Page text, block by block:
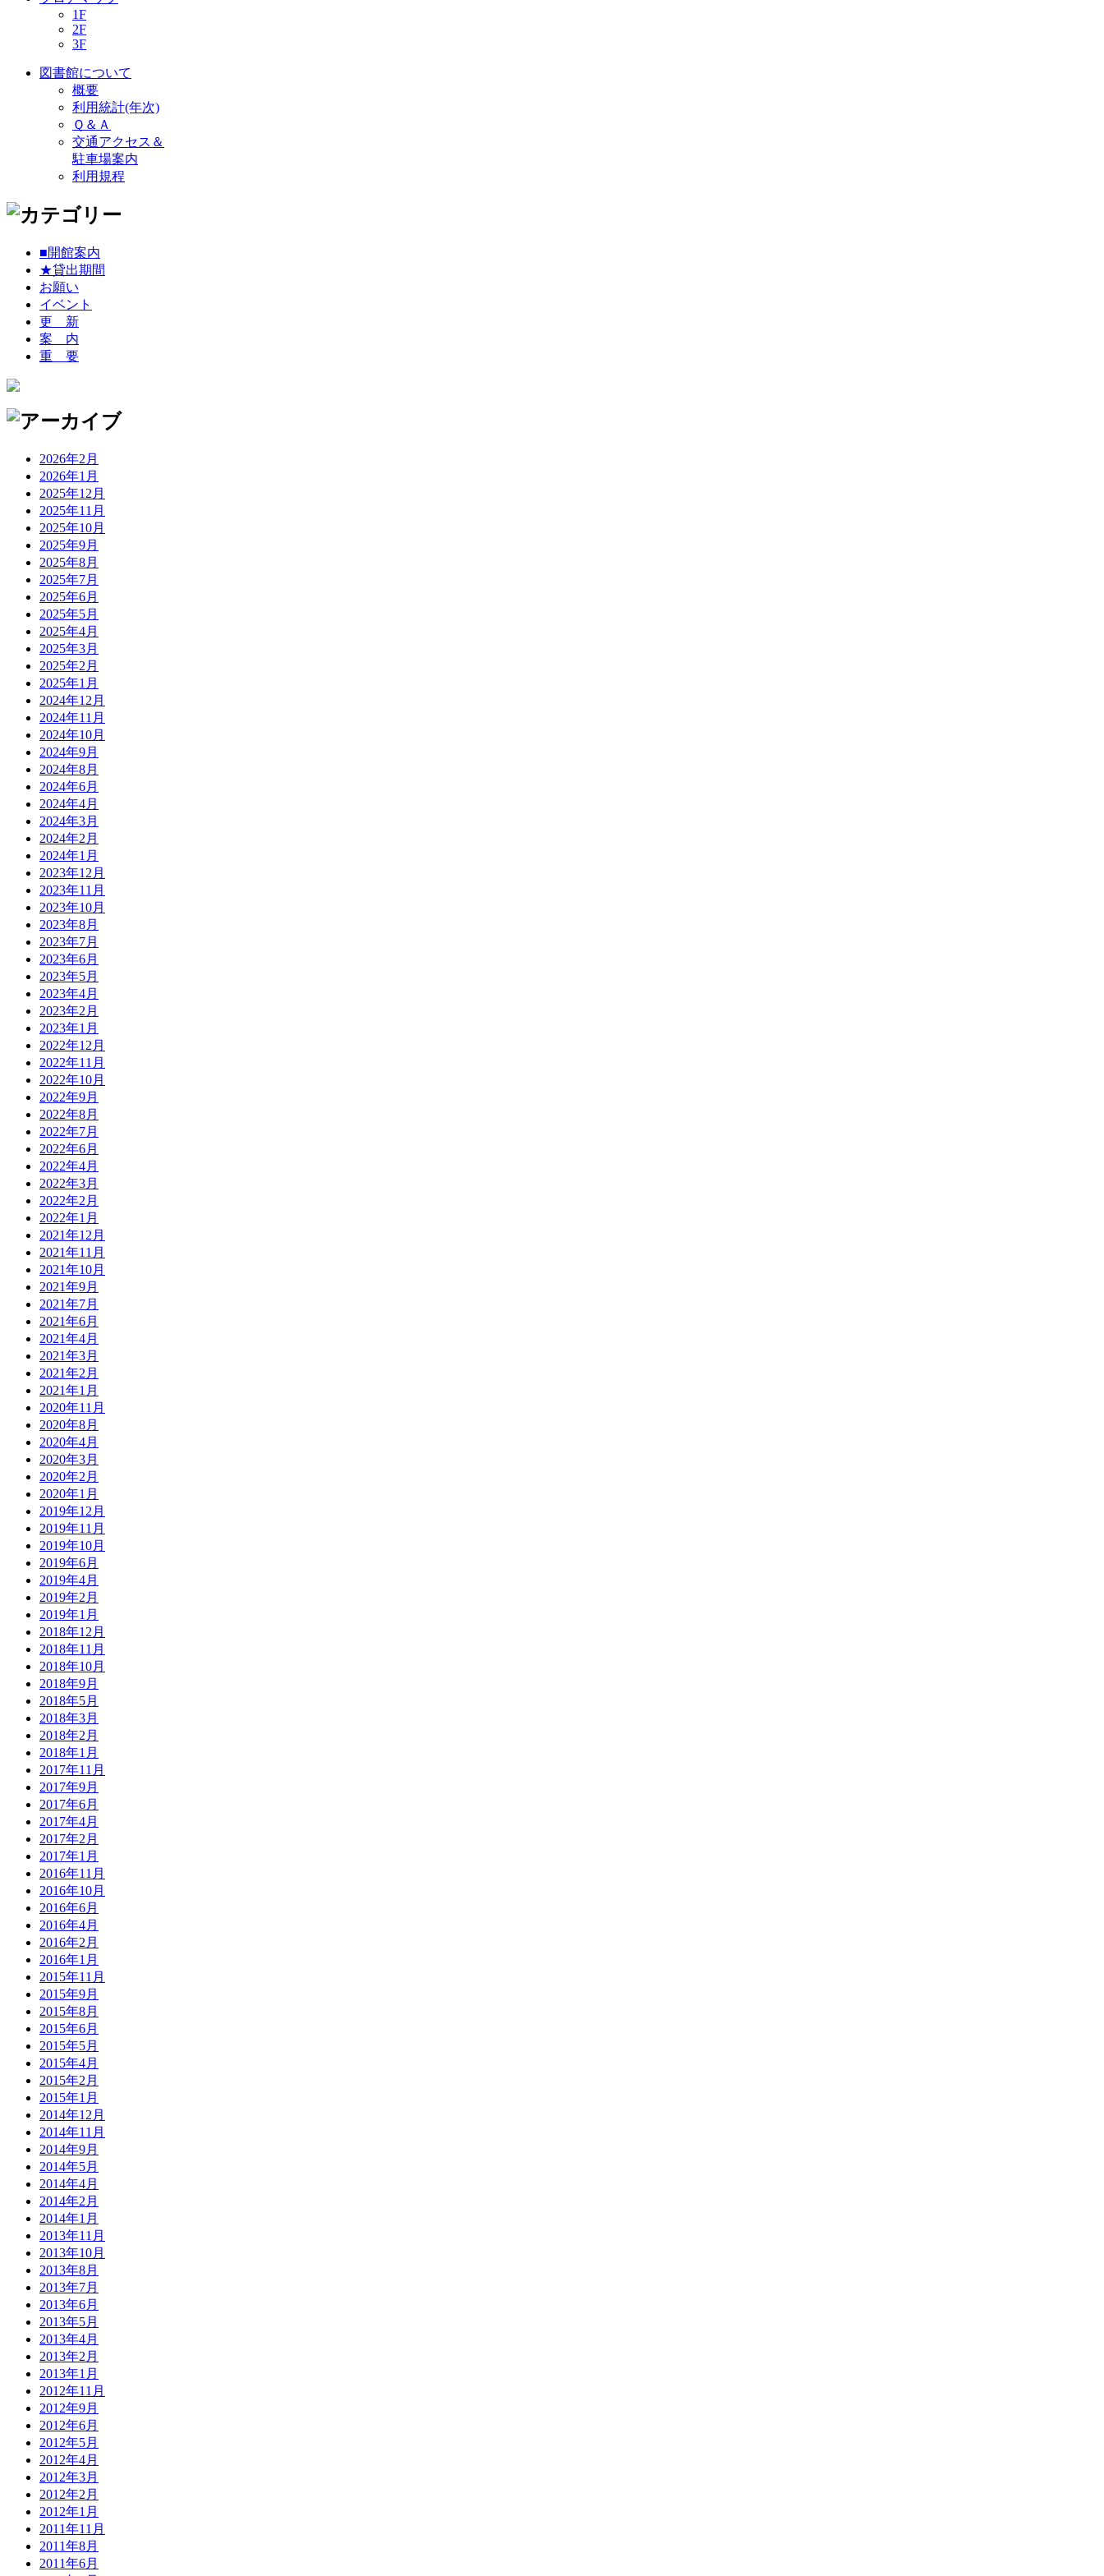
1F
2F
3F
図書館について
概要
利用統計(年次)
Ｑ＆Ａ
交通アクセス＆
駐車場案内
利用規程
■開館案内
★貸出期間
お願い
イベント
更 新
案 内
重 要
2026年2月
2026年1月
2025年12月
2025年11月
2025年10月
2025年9月
2025年8月
2025年7月
2025年6月
2025年5月
2025年4月
2025年3月
2025年2月
2025年1月
2024年12月
2024年11月
2024年10月
2024年9月
2024年8月
2024年6月
2024年4月
2024年3月
2024年2月
2024年1月
2023年12月
2023年11月
2023年10月
2023年8月
2023年7月
2023年6月
2023年5月
2023年4月
2023年2月
2023年1月
2022年12月
2022年11月
2022年10月
2022年9月
2022年8月
2022年7月
2022年6月
2022年4月
2022年3月
2022年2月
2022年1月
2021年12月
2021年11月
2021年10月
2021年9月
2021年7月
2021年6月
2021年4月
2021年3月
2021年2月
2021年1月
2020年11月
2020年8月
2020年4月
2020年3月
2020年2月
2020年1月
2019年12月
2019年11月
2019年10月
2019年6月
2019年4月
2019年2月
2019年1月
2018年12月
2018年11月
2018年10月
2018年9月
2018年5月
2018年3月
2018年2月
2018年1月
2017年11月
2017年9月
2017年6月
2017年4月
2017年2月
2017年1月
2016年11月
2016年10月
2016年6月
2016年4月
2016年2月
2016年1月
2015年11月
2015年9月
2015年8月
2015年6月
2015年5月
2015年4月
2015年2月
2015年1月
2014年12月
2014年11月
2014年9月
2014年5月
2014年4月
2014年2月
2014年1月
2013年11月
2013年10月
2013年8月
2013年7月
2013年6月
2013年5月
2013年4月
2013年2月
2013年1月
2012年11月
2012年9月
2012年6月
2012年5月
2012年4月
2012年3月
2012年2月
2012年1月
2011年11月
2011年8月
2011年6月